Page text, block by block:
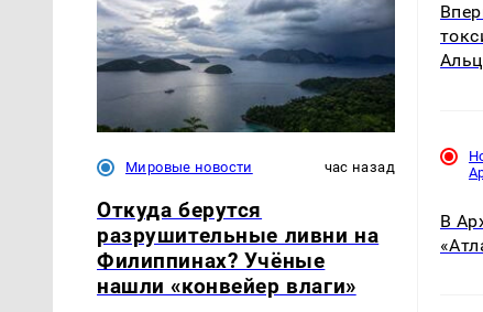
Мировые новости час назад
Откуда берутся
разрушительные ливни на
Филиппинах? Учёные
нашли «конвейер влаги»
В